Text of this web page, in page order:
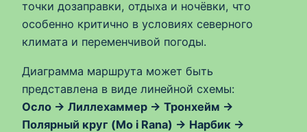
точки дозаправки, отдыха и ночёвки, что
особенно критично в условиях северного
климата и переменчивой погоды.
Диаграмма маршрута может быть
представлена в виде линейной схемы:
Осло → Лиллехаммер → Тронхейм →
Полярный круг (Mo i Rana) → Нарбик →